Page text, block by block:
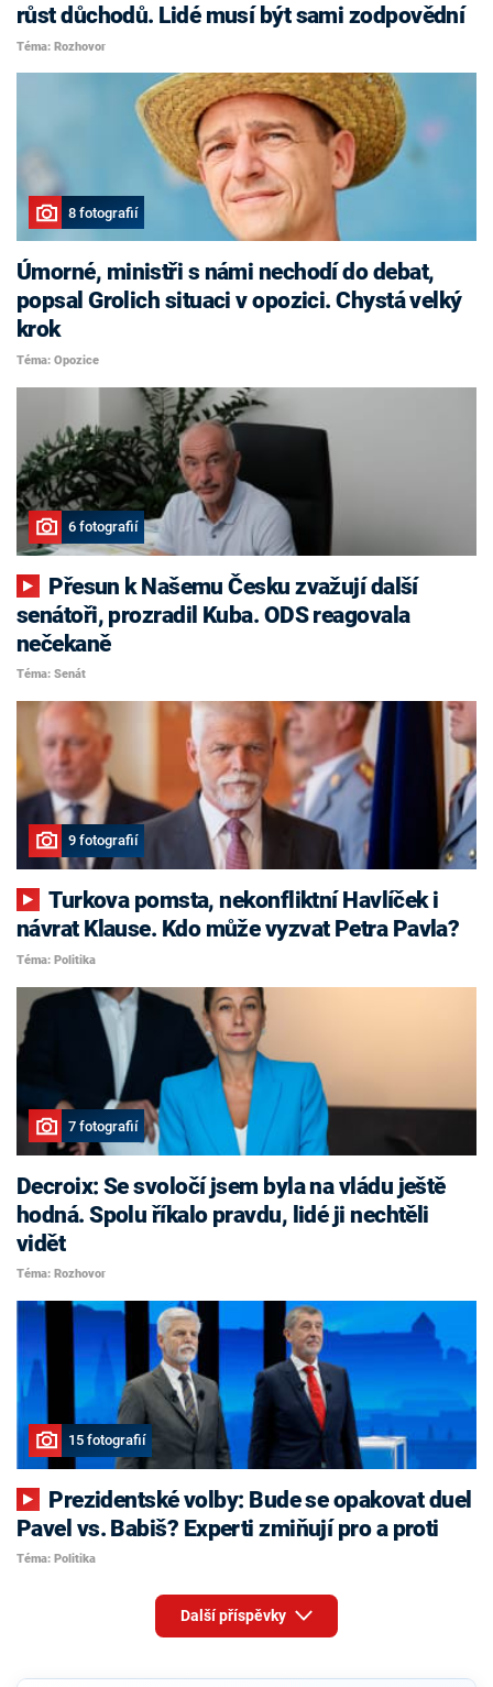
růst důchodů. Lidé musí být sami zodpovědní
Téma: Rozhovor
8 fotografií
Úmorné, ministři s námi nechodí do debat,
popsal Grolich situaci v opozici. Chystá velký
krok
Téma: Opozice
6 fotografií
senátoři, prozradil Kuba. ODS reagovala
nečekaně
Téma: Senát
9 fotografií
Turkova pomsta, nekonfliktní Havlíček i
návrat Klause. Kdo může vyzvat Petra Pavla?
Téma: Politika
7 fotografií
Decroix: Se svoločí jsem byla na vládu ještě
hodná. Spolu říkalo pravdu, lidé ji nechtěli
vidět
Téma: Rozhovor
15 fotografií
Pavel vs. Babiš? Experti zmiňují pro a proti
Téma: Politika
Další příspěvky